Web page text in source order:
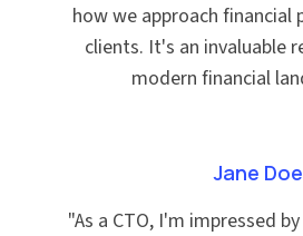
how we approach financial
clients. It's an invaluable
modern financial
Jane Doe
"As a CTO, I'm impressed